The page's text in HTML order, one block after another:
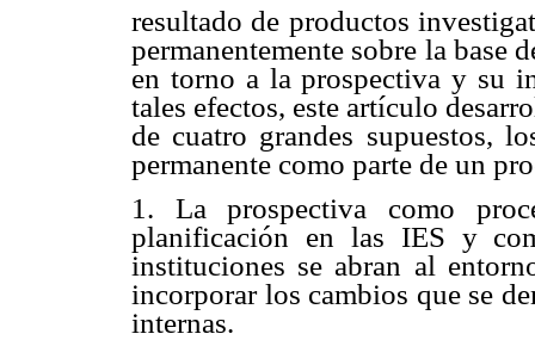
resultado de productos
permanentemente sobre la base
en torno a la prospectiva y su
tales efectos, este artículo
de cuatro grandes supuestos,
permanente como parte de un
1. La prospectiva como
planificación en las IES y
instituciones se abran al
incorporar los cambios que se
internas.